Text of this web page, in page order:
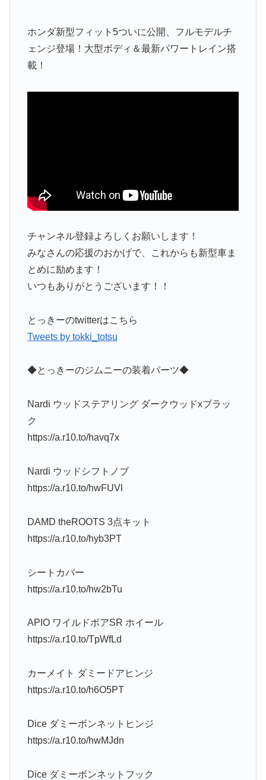
ホンダ新型フィット5ついに公開、フルモデルチ
ェンジ登場！大型ボディ＆最新パワートレイン搭
載！
チャンネル登録よろしくお願いします！
みなさんの応援のおかげで、これからも新型車ま
とめに励めます！
いつもありがとうございます！！
とっきーのtwitterはこちら
Tweets by tokki_totsu
◆とっきーのジムニーの装着パーツ◆
Nardi ウッドステアリング ダークウッドxブラッ
ク
https://a.r10.to/havq7x
Nardi ウッドシフトノブ
https://a.r10.to/hwFUVl
DAMD theROOTS 3点キット
https://a.r10.to/hyb3PT
シートカバー
https://a.r10.to/hw2bTu
APIO ワイルドボアSR ホイール
https://a.r10.to/TpWfLd
カーメイト ダミードアヒンジ
https://a.r10.to/h6O5PT
Dice ダミーボンネットヒンジ
https://a.r10.to/hwMJdn
Dice ダミーボンネットフック